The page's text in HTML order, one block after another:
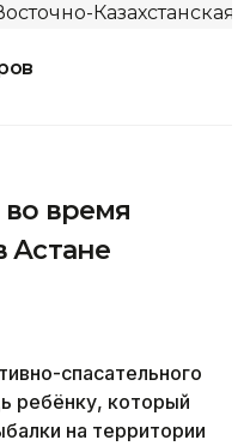
Казахстанская
во время
Астане
спасательного
ребёнку, который
на территории